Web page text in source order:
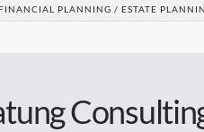
PLANNING / ESTATE